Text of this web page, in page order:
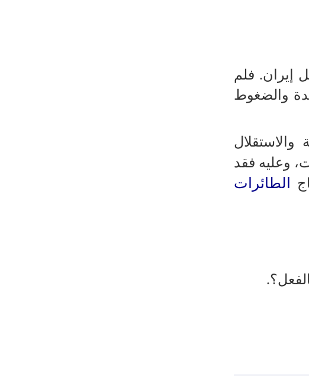
إيران. فلم
والضغوط
والاستقلال
وعليه فقد
الطائرات